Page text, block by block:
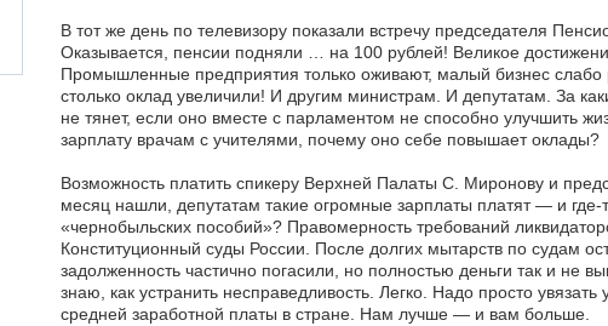
В тот же день по телевизору показали встречу председателя
Оказывается, пенсии подняли … на 100 рублей! Великое
Промышленные предприятия только оживают, малый бизнес слабо
столько оклад увеличили! И другим министрам. И депутатам. За
не тянет, если оно вместе с парламентом не способно улучшить
зарплату врачам с учителями, почему оно себе повышает оклады?
Возможность платить спикеру Верхней Палаты С. Миронову и
месяц нашли, депутатам такие огромные зарплаты платят — и
«чернобыльских пособий»? Правомерность требований
Конституционный суды России. После долгих мытарств по судам
задолженность частично погасили, но полностью деньги так и не
знаю, как устранить несправедливость. Легко. Надо просто
средней заработной платы в стране. Нам лучше — и вам больше.